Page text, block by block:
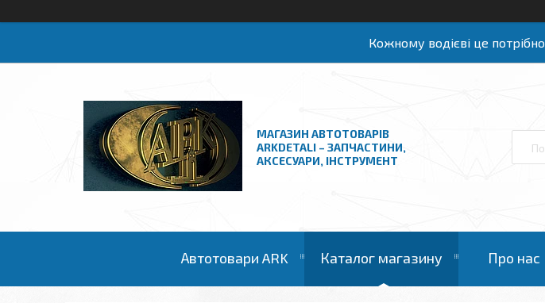
Кожному водієві це потрібно
МАГАЗИН АВТОТОВАРІВ
ARKDETALI – ЗАПЧАСТИНИ,
АКСЕСУАРИ, ІНСТРУМЕНТ
Автотовари ARK Каталог магазину Про нас